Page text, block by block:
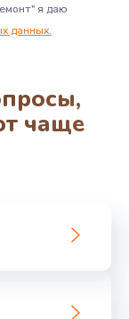
я даю
данных.
чаще